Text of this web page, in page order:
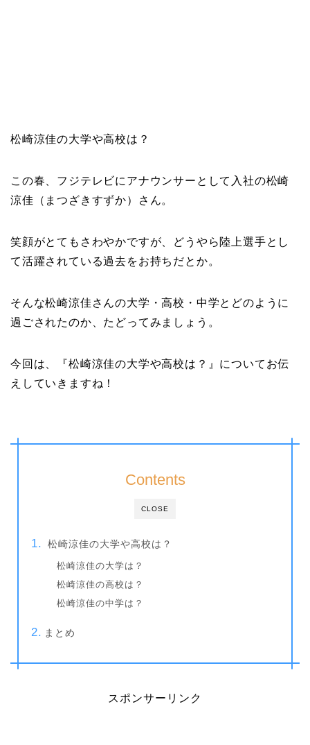
松崎涼佳の大学や高校は？
この春、フジテレビにアナウンサーとして入社の松崎
涼佳（まつざきすずか）さん。
笑顔がとてもさわやかですが、どうやら陸上選手とし
て活躍されている過去をお持ちだとか。
そんな松崎涼佳さんの大学・高校・中学とどのように
過ごされたのか、たどってみましょう。
今回は、『松崎涼佳の大学や高校は？』についてお伝
えしていきますね！
CLOSE
Contents
松崎涼佳の大学や高校は？
松崎涼佳の大学は？
松崎涼佳の高校は？
松崎涼佳の中学は？
まとめ
スポンサーリンク